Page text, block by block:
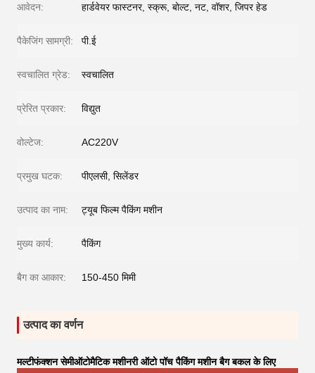
आवेदन: हार्डवेयर फास्टनर, स्क्रू, बोल्ट, नट, वॉशर, जिपर हेड
पैकेजिंग सामग्री: पी.ई
स्वचालित ग्रेड: स्वचालित
प्रेरित प्रकार: विद्युत
वोल्टेज: AC220V
प्रमुख घटक: पीएलसी, सिलेंडर
उत्पाद का नाम: ट्यूब फिल्म पैकिंग मशीन
मुख्य कार्य: पैकिंग
बैग का आकार: 150-450 मिमी
उत्पाद का वर्णन
मल्टीफंक्शन सेमीऑटोमैटिक मशीनरी ऑटो पॉच पैकिंग मशीन बैग बकल के लिए